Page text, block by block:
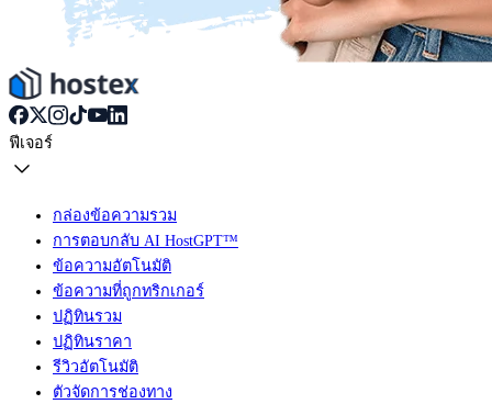
ฟีเจอร์
กล่องข้อความรวม
การตอบกลับ AI HostGPT™
ข้อความอัตโนมัติ
ข้อความที่ถูกทริกเกอร์
ปฏิทินรวม
ปฏิทินราคา
รีวิวอัตโนมัติ
ตัวจัดการช่องทาง